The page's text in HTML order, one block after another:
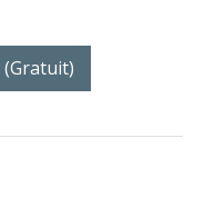
(gratuit)